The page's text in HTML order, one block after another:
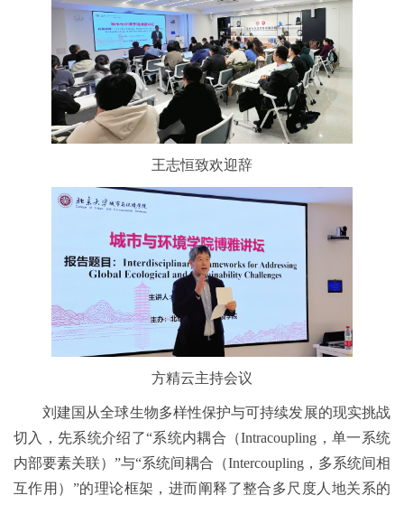
王志恒致欢迎辞
方精云主持会议
刘建国从全球生物多样性保护与可持续发展的现实挑战
切入，先系统介绍了“系统内耦合（Intracoupling，单一系统
内部要素关联）”与“系统间耦合（Intercoupling，多系统间相
互作用）”的理论框架，进而阐释了整合多尺度人地关系的